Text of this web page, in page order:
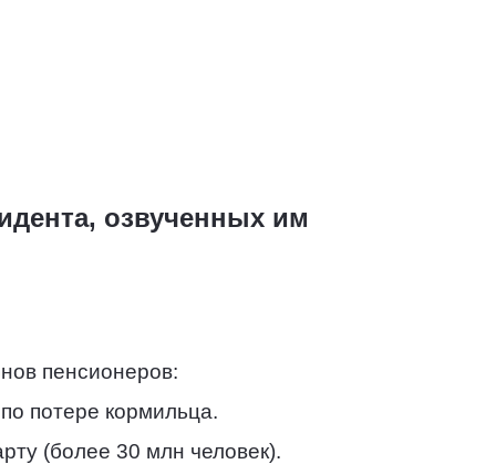
озвученных им
пенсионеров:
потере кормильца.
(более 30 млн человек).